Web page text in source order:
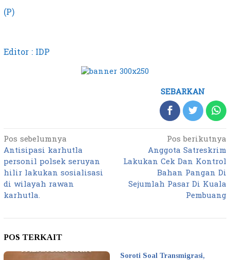
(P)
Editor : IDP
SEBARKAN
Navigasi
pos
Pos sebelumnya
Antisipasi karhutla
personil polsek seruyan
hilir lakukan sosialisasi
di wilayah rawan
karhutla.
Pos berikutnya
Anggota Satreskrim
Lakukan Cek Dan Kontrol
Bahan Pangan Di
Sejumlah Pasar Di Kuala
Pembuang
POS TERKAIT
Soroti Soal Transmigrasi,